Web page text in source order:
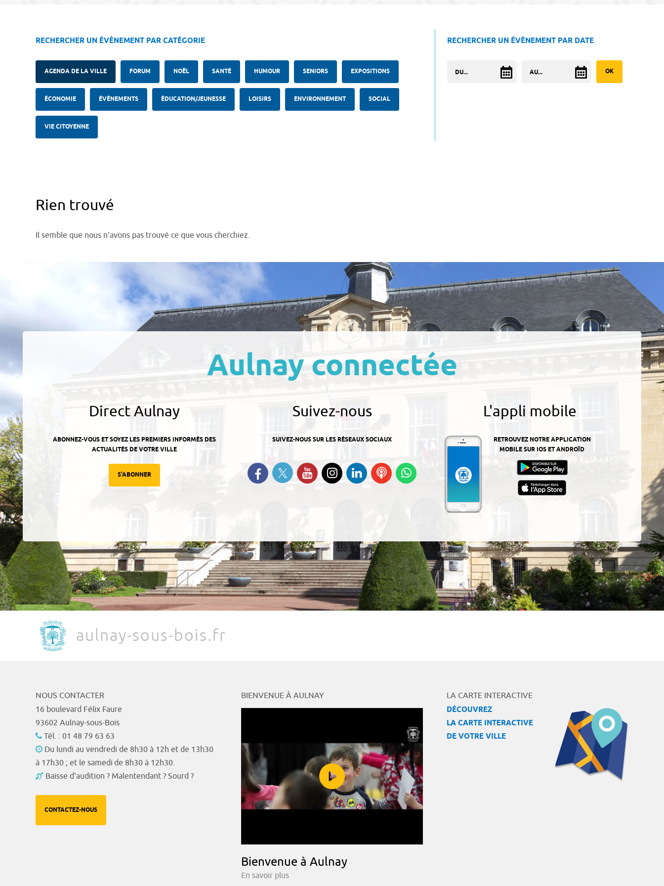
RECHERCHER UN ÉVÈNEMENT PAR CATÉGORIE
AGENDA DE LA VILLE FORUM NOËL SANTÉ HUMOUR SENIORS EXPOSITIONS
ÉCONOMIE ÉVÈNEMENTS ÉDUCATION/JEUNESSE LOISIRS ENVIRONNEMENT SOCIAL
VIE CITOYENNE
RECHERCHER UN ÉVÈNEMENT PAR DATE
Rien trouvé
Il semble que nous n'avons pas trouvé ce que vous cherchiez.
Aulnay connectée
Direct Aulnay
ABONNEZ-VOUS ET SOYEZ LES PREMIERS INFORMÉS DES
ACTUALITÉS DE VOTRE VILLE
S'ABONNER
Suivez-nous
SUIVEZ-NOUS SUR LES RÉSEAUX SOCIAUX
Retrouvez-nous sur Facebook
Suivez-nous sur Twitter
Suivez-nous sur YouTube
Suivez-nous sur
Instagram
Retrouvez-nous
sur Linkedin
Ecoutez
nos
L'appli mobile
RETROUVEZ NOTRE APPLICATION
MOBILE SUR IOS ET ANDROÏD
aulnay-sous-bois.fr
NOUS CONTACTER
16 boulevard Félix Faure
93602 Aulnay-sous-Bois
Tél. : 01 48 79 63 63
Du lundi au vendredi de 8h30 à 12h et de 13h30
à 17h30 ; et le samedi de 8h30 à 12h30.
Baisse d'audition ? Malentendant ? Sourd ?
CONTACTEZ-NOUS
BIENVENUE À AULNAY
Bienvenue à Aulnay
En savoir plus
LA CARTE INTERACTIVE
DÉCOUVREZ
LA CARTE INTERACTIVE
DE VOTRE VILLE